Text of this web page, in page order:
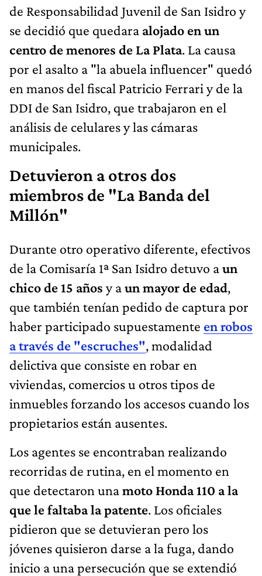
de Responsabilidad Juvenil de San Isidro y
se decidió que quedara alojado en un
centro de menores de La Plata. La causa
por el asalto a "la abuela influencer" quedó
en manos del fiscal Patricio Ferrari y de la
DDI de San Isidro, que trabajaron en el
análisis de celulares y las cámaras
municipales.
Detuvieron a otros dos
miembros de "La Banda del
Millón"
Durante otro operativo diferente, efectivos
de la Comisaría 1ª San Isidro detuvo aun
chico de 15 años y aun mayor de edad,
que también tenían pedido de captura por
haber participado supuestamente en robos
a través de "escruches", modalidad
delictiva que consiste en robar en
viviendas, comercios u otros tipos de
inmuebles forzando los accesos cuando los
propietarios están ausentes.
Los agentes se encontraban realizando
recorridas de rutina, en el momento en
que detectaron unamoto Honda 110 a la
que le faltaba la patente. Los oficiales
pidieron que se detuvieran pero los
jóvenes quisieron darse a la fuga, dando
inicio a una persecución que se extendió